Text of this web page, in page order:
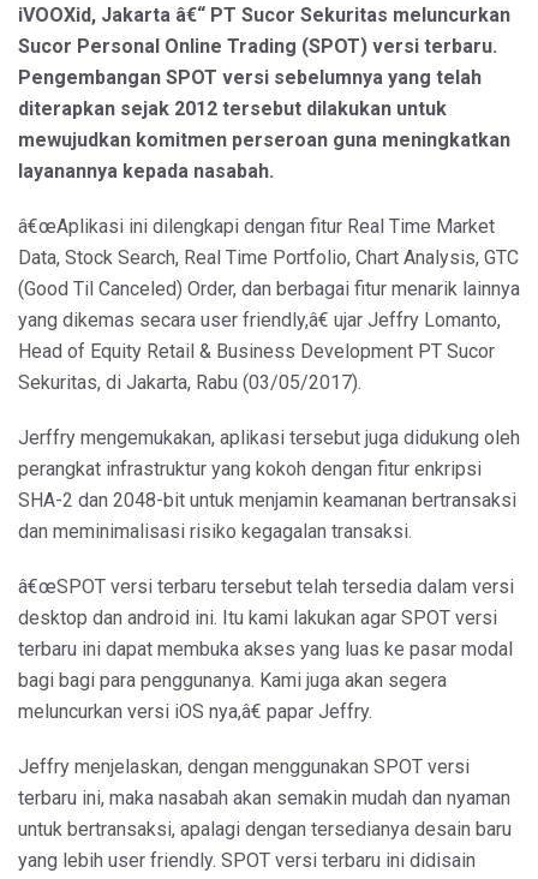
iVOOXid, Jakarta â€“ PT Sucor Sekuritas meluncurkan
Sucor Personal Online Trading (SPOT) versi terbaru.
Pengembangan SPOT versi sebelumnya yang telah
diterapkan sejak 2012 tersebut dilakukan untuk
mewujudkan komitmen perseroan guna meningkatkan
layanannya kepada nasabah.
â€œAplikasi ini dilengkapi dengan fitur Real Time Market
Data, Stock Search, Real Time Portfolio, Chart Analysis, GTC
(Good Til Canceled) Order, dan berbagai fitur menarik lainnya
yang dikemas secara user friendly,â€ ujar Jeffry Lomanto,
Head of Equity Retail & Business Development PT Sucor
Sekuritas, di Jakarta, Rabu (03/05/2017).
Jerffry mengemukakan, aplikasi tersebut juga didukung oleh
perangkat infrastruktur yang kokoh dengan fitur enkripsi
SHA-2 dan 2048-bit untuk menjamin keamanan bertransaksi
dan meminimalisasi risiko kegagalan transaksi.
â€œSPOT versi terbaru tersebut telah tersedia dalam versi
desktop dan android ini. Itu kami lakukan agar SPOT versi
terbaru ini dapat membuka akses yang luas ke pasar modal
bagi bagi para penggunanya. Kami juga akan segera
meluncurkan versi iOS nya,â€ papar Jeffry.
Jeffry menjelaskan, dengan menggunakan SPOT versi
terbaru ini, maka nasabah akan semakin mudah dan nyaman
untuk bertransaksi, apalagi dengan tersedianya desain baru
yang lebih user friendly. SPOT versi terbaru ini didisain